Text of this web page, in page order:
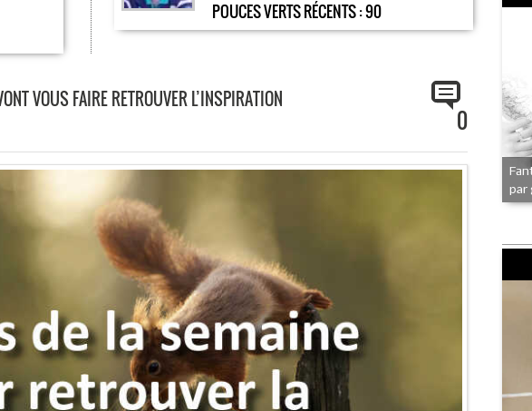
POUCES VERTS RÉCENTS :90
VOUS FAIRE RETROUVER L’INSPIRATION
0
par